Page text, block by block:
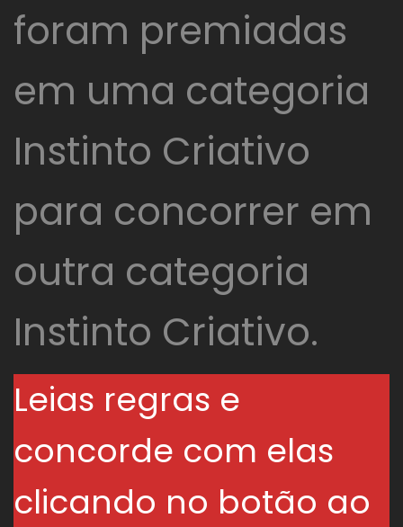
foram premiadas
em uma categoria
Instinto Criativo
para concorrer em
outra categoria
Instinto Criativo.
Leias regras e
concorde com elas
clicando no botão ao